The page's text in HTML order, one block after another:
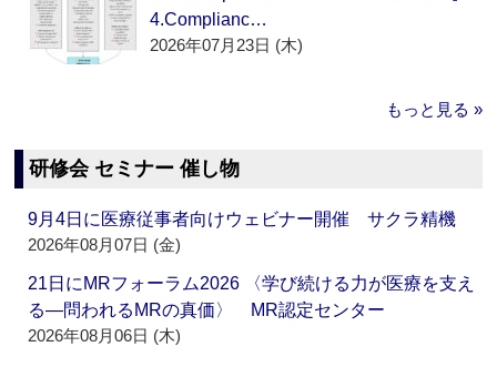
4.Complianc…
2026年07月23日 (木)
もっと見る »
研修会 セミナー 催し物
9月4日に医療従事者向けウェビナー開催 サクラ精機
2026年08月07日 (金)
21日にMRフォーラム2026 〈学び続ける力が医療を支え
る―問われるMRの真価〉 MR認定センター
2026年08月06日 (木)